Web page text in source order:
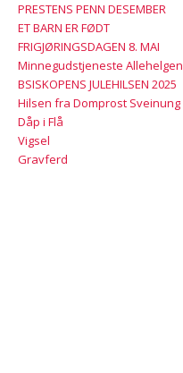
PRESTENS PENN DESEMBER
ET BARN ER FØDT
FRIGJØRINGSDAGEN 8. MAI
Minnegudstjeneste
BSISKOPENS JULEHILSEN 2025
Hilsen fra Domprost
Dåp i Flå
Vigsel
Gravferd